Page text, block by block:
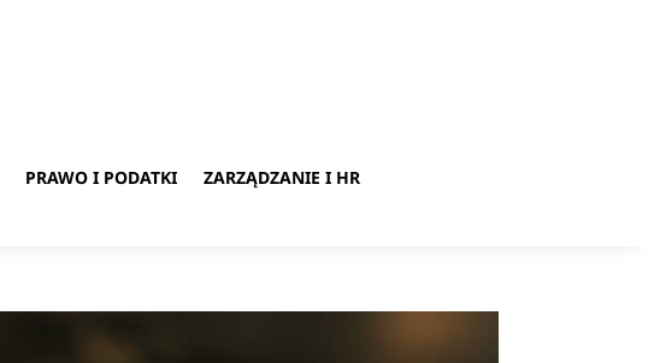
PRAWO I PODATKI ZARZĄDZANIE I HR